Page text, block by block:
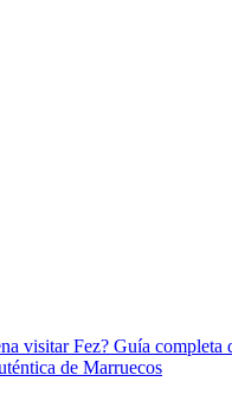
visitar Fez? Guía completa
de Marruecos